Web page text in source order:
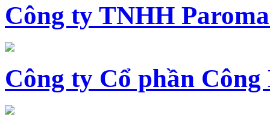
Công ty TNHH
Công ty Cổ phần Công